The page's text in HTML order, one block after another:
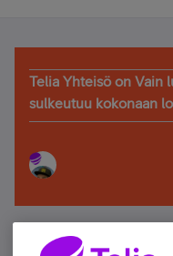
Telia Yhteisö on Vain
sulkeutuu kokonaan